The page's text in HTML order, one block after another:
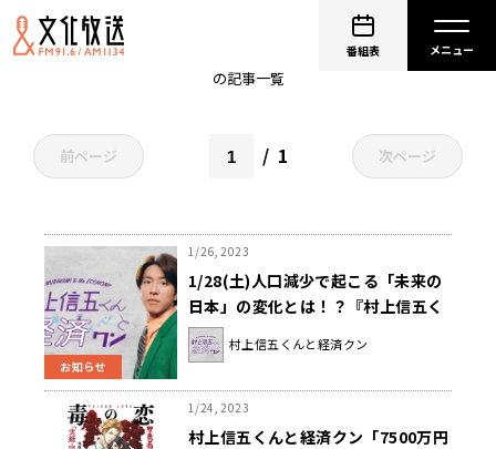
番組表
の記事一覧
前ページ 1 次ページ
お知らせ
1/26, 2023
1/28(土)人口減少で起こる「未来の
日本」の変化とは！？『村上信五く
んと経済クン』
村上信五くんと経済クン
1/24, 2023
村上信五くんと経済クン「7500万円